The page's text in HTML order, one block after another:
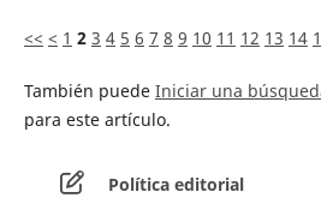
<< < 1 2 3 4 5 6 7 8 9 10 11 12 13 14
También puede Iniciar una
para este artículo.
Política editorial